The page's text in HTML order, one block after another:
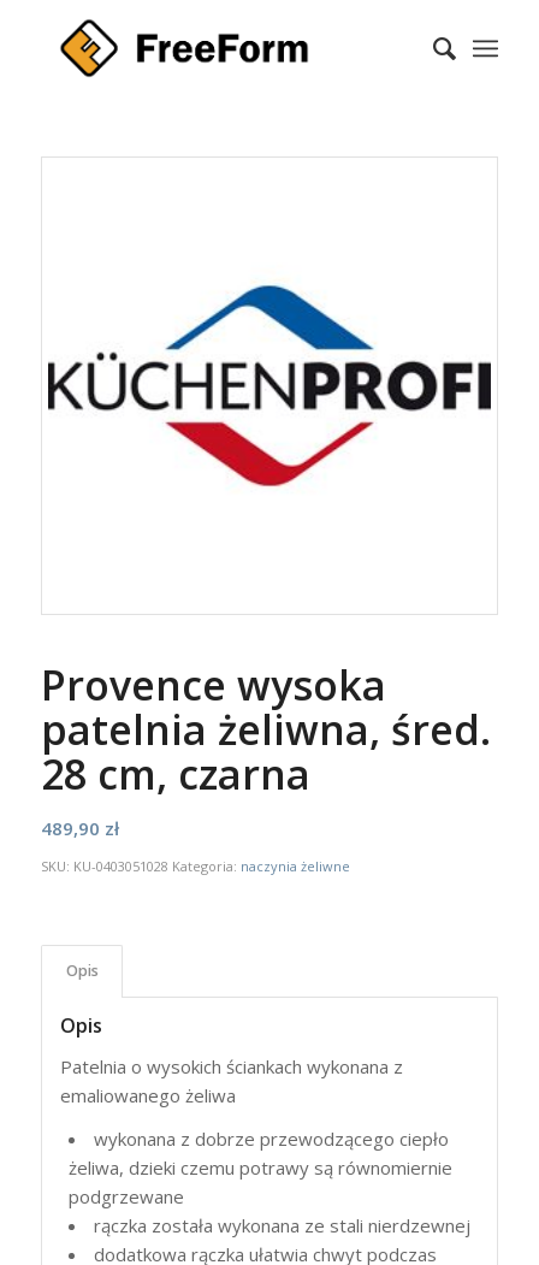
Provence wysoka
patelnia żeliwna, śred.
28 cm, czarna
489,90 zł
SKU: KU-0403051028 Kategoria: naczynia żeliwne
Opis
Opis
Patelnia o wysokich ściankach wykonana z
emaliowanego żeliwa
wykonana z dobrze przewodzącego ciepło
żeliwa, dzieki czemu potrawy są równomiernie
podgrzewane
rączka została wykonana ze stali nierdzewnej
dodatkowa rączka ułatwia chwyt podczas